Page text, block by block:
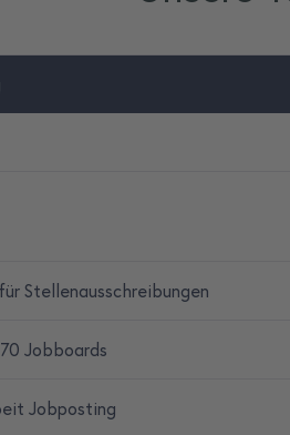
Stellenausschreibungen
Jobboards
Jobposting